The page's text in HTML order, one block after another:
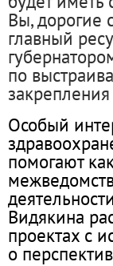
Вы, дорогие
главный
по
Особый
помогают
Видякина
проектах с
о